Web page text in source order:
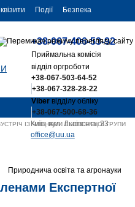
Події Безпека
+38-067-406-53-92
Приймальна комісія
відділ оргроботи
+38-067-503-64-52
+38-067-328-28-22
Viberвідділу обліку
+38-067-500-68-36
Київ, вул. Львівська, 23
office@uu.ua
ІЗ ЧЛЕНАМИ ЕКСПЕРТНОЇ ГРУПИ
Природнича освіта та агронауки
Експертної